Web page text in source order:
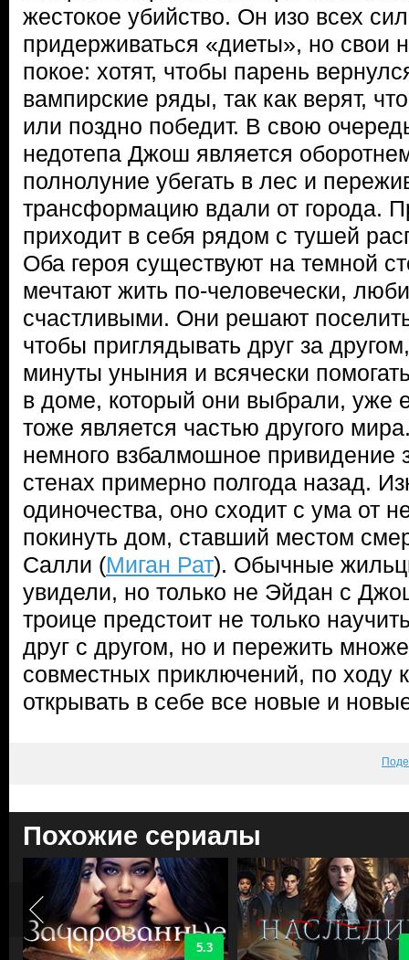
жестокое убийство. Он изо всех
придерживаться «диеты», но свои
покое: хотят, чтобы парень
вампирские ряды, так как верят,
или поздно победит. В свою
недотепа Джош является
полнолуние убегать в лес и
трансформацию вдали от города.
приходит в себя рядом с тушей
Оба героя существуют на темной
мечтают жить по-человечески,
счастливыми. Они решают
чтобы приглядывать друг за
минуты уныния и всячески
в доме, который они выбрали, уже
тоже является частью другого
немного взбалмошное привидение
стенах примерно полгода назад.
одиночества, оно сходит с ума от
покинуть дом, ставший местом
Салли (Миган Рат). Обычные
увидели, но только не Эйдан с
троице предстоит не только
друг с другом, но и пережить
совместных приключений, по ходу
открывать в себе все новые и
Похожие сериалы
5.3